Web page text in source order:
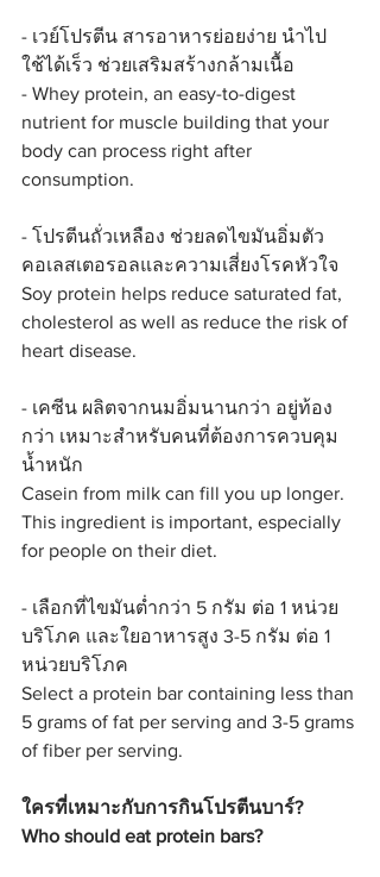
- เวย์โปรตีน สารอาหารย่อยง่าย นำไป
ใช้ได้เร็ว ช่วยเสริมสร้างกล้ามเนื้อ
- Whey protein, an easy-to-digest
nutrient for muscle building that your
body can process right after
consumption.
- โปรตีนถั่วเหลือง ช่วยลดไขมันอิ่มตัว
คอเลสเตอรอลและความเสี่ยงโรคหัวใจ
Soy protein helps reduce saturated fat,
cholesterol as well as reduce the risk of
heart disease.
- เคซีน ผลิตจากนมอิ่มนานกว่า อยู่ท้อง
กว่า เหมาะสำหรับคนที่ต้องการควบคุม
น้ำหนัก
Casein from milk can fill you up longer.
This ingredient is important, especially
for people on their diet.
- เลือกที่ไขมันต่ำกว่า 5 กรัม ต่อ 1 หน่วย
บริโภค และใยอาหารสูง 3-5 กรัม ต่อ 1
หน่วยบริโภค
Select a protein bar containing less than
5 grams of fat per serving and 3-5 grams
of fiber per serving.
ใครที่เหมาะกับการกินโปรตีนบาร์?
Who should eat protein bars?